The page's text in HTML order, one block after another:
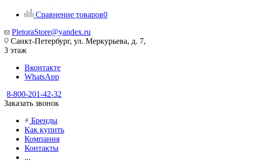
Сравнение товаров0
PletoraStore@yandex.ru
Санкт-Петербург, ул. Меркурьева, д. 7,
3 этаж
Вконтакте
WhatsApp
8-800-201-42-32
Заказать звонок
Бренды
Как купить
Компания
Контакты
...